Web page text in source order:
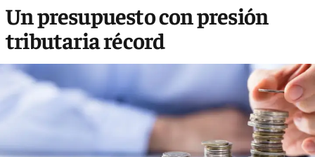
Un presupuesto con presión
tributaria récord